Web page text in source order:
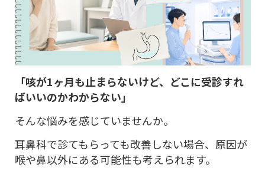
「咳が1ヶ月も止まらないけど、どこに受診すれ
ばいいのかわからない」
そんな悩みを感じていませんか。
耳鼻科で診てもらっても改善しない場合、原因が
喉や鼻以外にある可能性も考えられます。